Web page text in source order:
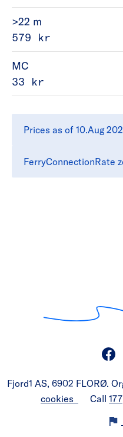
>22 m
579 kr
MC
33 kr
Prices as of 10.Aug
FerryConnectionRate
Fjord1 AS, 6902 FLORØ.
cookies
Call 177